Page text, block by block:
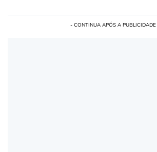
- CONTINUA APÓS A